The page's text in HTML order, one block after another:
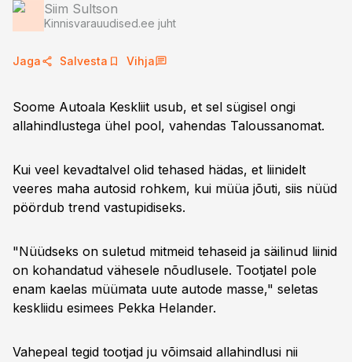
Siim Sultson
Kinnisvarauudised.ee juht
Jaga Salvesta Vihja
Soome Autoala Keskliit usub, et sel sügisel ongi
allahindlustega ühel pool, vahendas Taloussanomat.
Kui veel kevadtalvel olid tehased hädas, et liinidelt
veeres maha autosid rohkem, kui müüa jõuti, siis nüüd
pöördub trend vastupidiseks.
"Nüüdseks on suletud mitmeid tehaseid ja säilinud liinid
on kohandatud vähesele nõudlusele. Tootjatel pole
enam kaelas müümata uute autode masse," seletas
keskliidu esimees Pekka Helander.
Vahepeal tegid tootjad ju võimsaid allahindlusi nii